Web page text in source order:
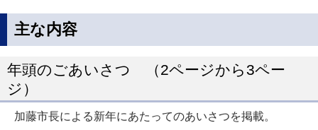
主な内容
年頭のごあいさつ （2ページから3ペー
ジ）
加藤市長による新年にあたってのあいさつを掲載。